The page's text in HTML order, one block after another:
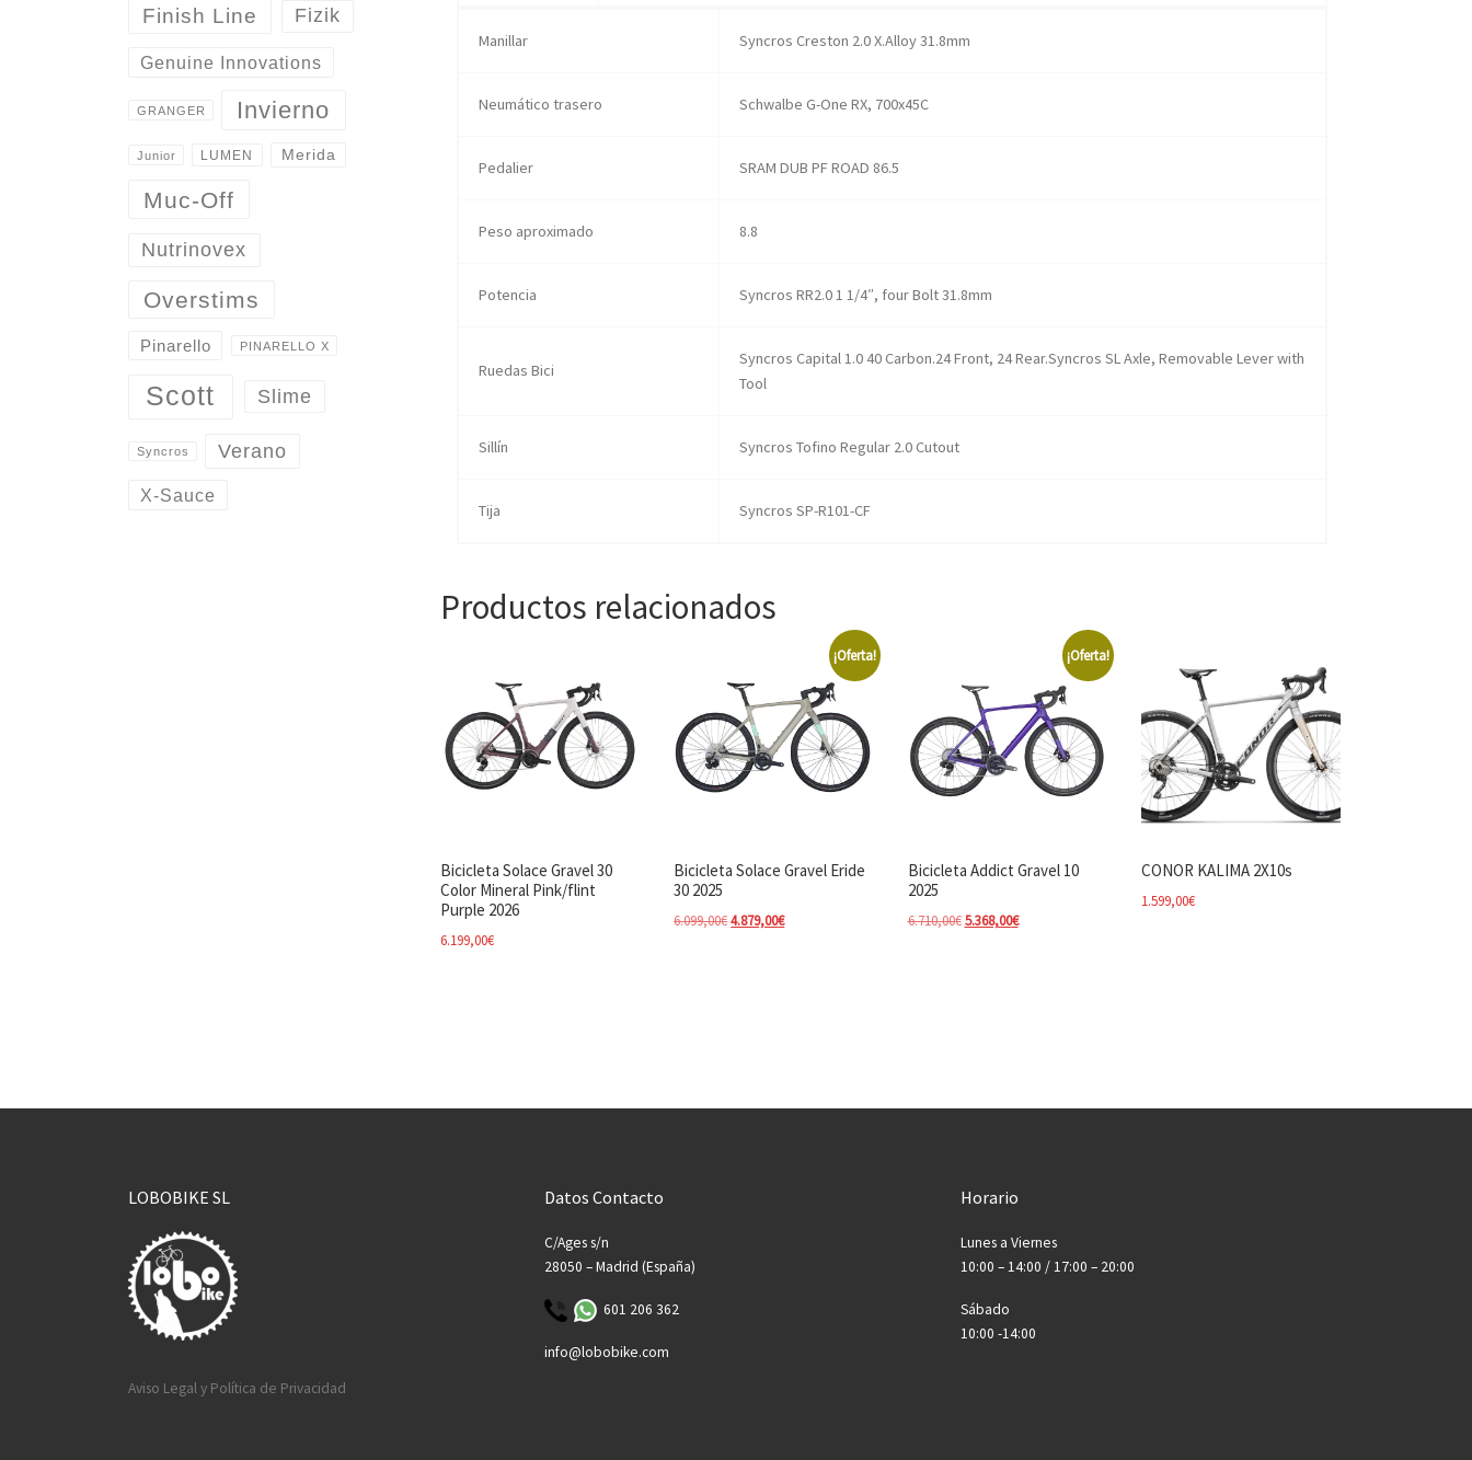
Manillar Syncros Creston 2.0 X.Alloy 31.8mm
Neumático trasero Schwalbe G-One RX, 700x45C
Pedalier SRAM DUB PF ROAD 86.5
Peso aproximado 8.8
Potencia Syncros RR2.0 1 1/4″, four Bolt 31.8mm
Ruedas Bici
Syncros Capital 1.0 40 Carbon.24 Front, 24 Rear.Syncros SL Axle, Removable Lever with
Tool
Sillín Syncros Tofino Regular 2.0 Cutout
Tija Syncros SP-R101-CF
Productos relacionados
Bicicleta Solace Gravel 30
Color Mineral Pink/flint
Purple 2026
6.199,00€
¡Oferta!
Bicicleta Solace Gravel Eride
30 2025
6.099,00€El precio original era: 6.099,00€.
4.879,00€El precio actual es: 4.879,00€.
¡Oferta!
Bicicleta Addict Gravel 10
2025
6.710,00€ El precio original era: 6.710,00€.
5.368,00€El precio actual es: 5.368,00€.
CONOR KALIMA 2X10s
1.599,00€
Finish Line Fizik
Genuine Innovations
GRANGER Invierno
Junior LUMEN Merida
Muc-Off
Nutrinovex
Overstims
Pinarello PINARELLO X
Scott Slime
Syncros Verano
X-Sauce
LOBOBIKE SL
Aviso Legal y Política de Privacidad
Datos Contacto
C/Ages s/n
28050 – Madrid (España)
601 206 362
info@lobobike.com
Horario
Lunes a Viernes
10:00 – 14:00 / 17:00 – 20:00
Sábado
10:00 -14:00